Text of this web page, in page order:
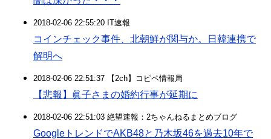
2018-02-06 22:55:20 IT速報
コインチェック事件、北朝鮮が関与か。日韓連携で
解明へ
2018-02-06 22:51:37 【2ch】コピペ情報局
【悲報】眞子さまの婚約行事が延期に
2018-02-06 22:51:03 絶望速報：2ちゃんねるまとめブログ
GoogleトレンドでAKB48と乃木坂46を過去10年で